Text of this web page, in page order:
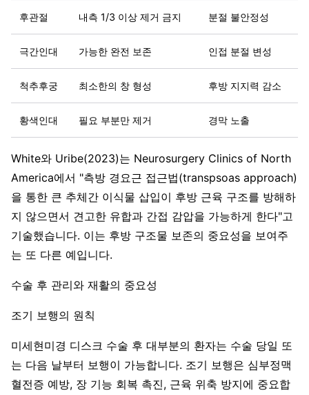
후관절 내측 1/3 이상 제거 금지 분절 불안정성
극간인대 가능한 완전 보존 인접 분절 변성
척추후궁 최소한의 창 형성 후방 지지력 감소
황색인대 필요 부분만 제거 경막 노출
White와 Uribe(2023)는 Neurosurgery Clinics of North
America에서 "측방 경요근 접근법(transpsoas approach)
을 통한 큰 추체간 이식물 삽입이 후방 근육 구조를 방해하
지 않으면서 견고한 유합과 간접 감압을 가능하게 한다"고
기술했습니다. 이는 후방 구조물 보존의 중요성을 보여주
는 또 다른 예입니다.
수술 후 관리와 재활의 중요성
조기 보행의 원칙
미세현미경 디스크 수술 후 대부분의 환자는 수술 당일 또
는 다음 날부터 보행이 가능합니다. 조기 보행은 심부정맥
혈전증 예방, 장 기능 회복 촉진, 근육 위축 방지에 중요합